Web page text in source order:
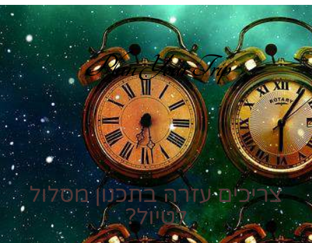
Plan Your Trip
צריכים עזרה בתכנון מסלול
לטיול?